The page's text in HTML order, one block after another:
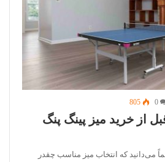
805
از خرید میز پینگ پنگ
می‌دانید که انتخاب میز مناسب چقدر